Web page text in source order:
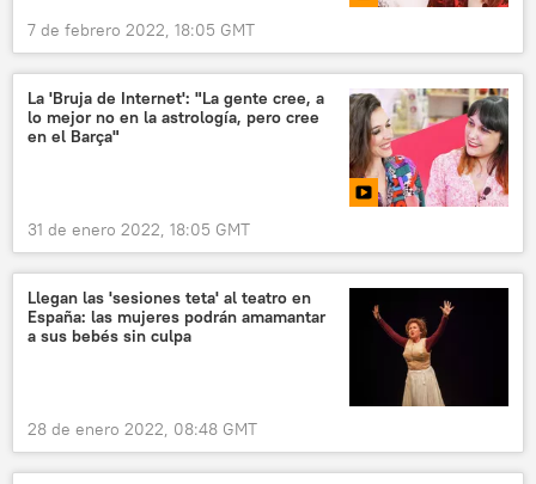
7 de febrero 2022, 18:05 GMT
La 'Bruja de Internet': "La gente cree, a
lo mejor no en la astrología, pero cree
en el Barça"
31 de enero 2022, 18:05 GMT
Llegan las 'sesiones teta' al teatro en
España: las mujeres podrán amamantar
a sus bebés sin culpa
28 de enero 2022, 08:48 GMT